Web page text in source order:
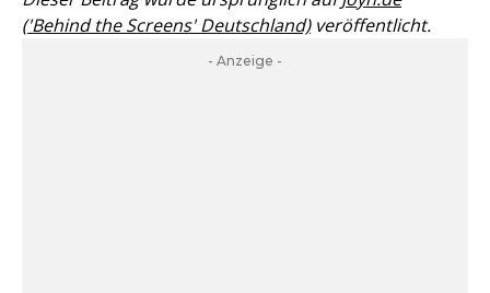
('Behind the Screens' Deutschland)veröffentlicht.
- Anzeige -